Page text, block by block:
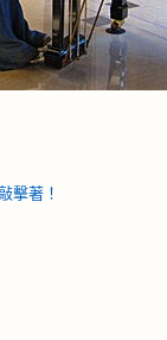
擊著！